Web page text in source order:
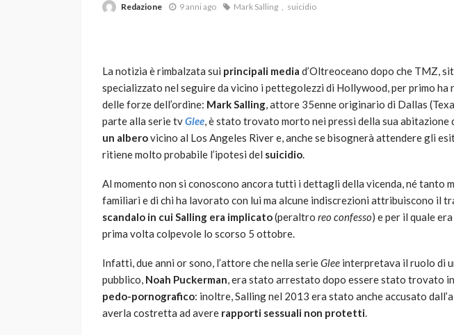
Redazione 9 anni ago Mark Salling suicidio
La notizia è rimbalzata sui principali media d’Oltreoceano dopo che TMZ,
specializzato nel seguire da vicino i pettegolezzi di Hollywood, per primo
delle forze dell’ordine: Mark Salling, attore 35enne originario di Dallas
parte alla serie tvGlee, è stato trovato morto nei pressi della sua abitazione
un alberovicino al Los Angeles River e, anche se bisognerà attendere gli
ritiene molto probabile l’ipotesi del suicidio.
Al momento non si conoscono ancora tutti i dettagli della vicenda, né tanto
familiari e di chi ha lavorato con lui ma alcune indiscrezioni attribuiscono il
scandalo in cui Salling era implicato(peraltro reo confesso) e per il quale
prima volta colpevole lo scorso 5 ottobre.
Infatti, due anni or sono, l’attore che nella serieGlee interpretava il ruolo di
pubblico, Noah Puckerman, era stato arrestato dopo essere stato trovato
pedo-pornografico: inoltre, Salling nel 2013 era stato anche accusato
averla costretta ad avere rapporti sessuali non protetti.
VARIE
Robot tagliaerba: quale
scegliere per il tuo prato
MG